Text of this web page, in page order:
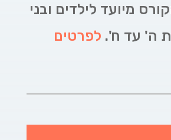
מיועד לילדים ובני
ה' עד ח'. לפרטים